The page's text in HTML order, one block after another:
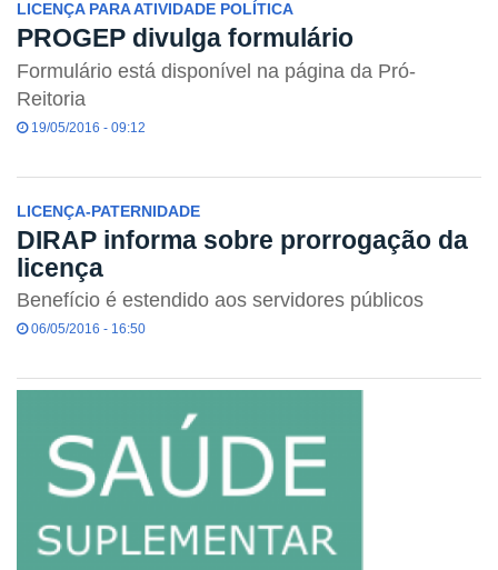
LICENÇA PARA ATIVIDADE POLÍTICA
PROGEP divulga formulário
Formulário está disponível na página da Pró-
Reitoria
19/05/2016 - 09:12
LICENÇA-PATERNIDADE
DIRAP informa sobre prorrogação da
licença
Benefício é estendido aos servidores públicos
06/05/2016 - 16:50